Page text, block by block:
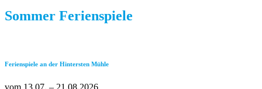
Sommer Ferienspiele
Ferienspiele an der Hintersten Mühle
vom 13.07. – 21.08.2026